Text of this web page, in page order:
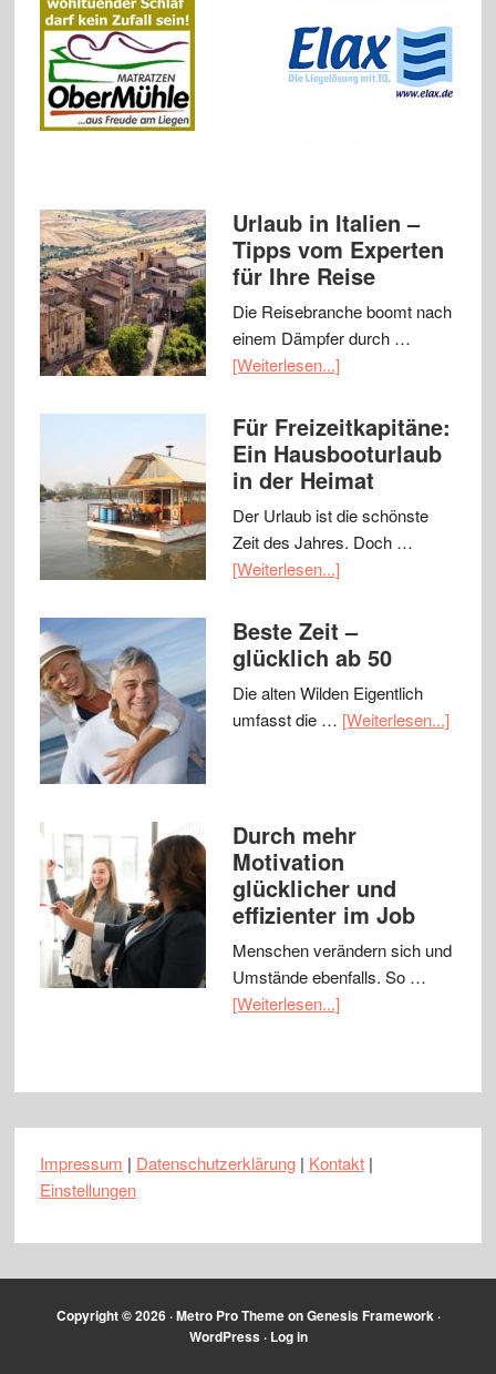
Urlaub in Italien –
Tipps vom Experten
für Ihre Reise
Die Reisebranche boomt nach
einem Dämpfer durch …
[Weiterlesen...]
Für Freizeitkapitäne:
Ein Hausbooturlaub
in der Heimat
Der Urlaub ist die schönste
Zeit des Jahres. Doch …
[Weiterlesen...]
Beste Zeit –
glücklich ab 50
Die alten Wilden Eigentlich
umfasst die … [Weiterlesen...]
Durch mehr
Motivation
glücklicher und
effizienter im Job
Menschen verändern sich und
Umstände ebenfalls. So …
[Weiterlesen...]
Impressum | Datenschutzerklärung| Kontakt|
Einstellungen
Copyright © 2026 ·Metro Pro ThemeonGenesis Framework·
WordPress· Log in